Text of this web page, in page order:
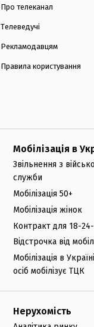
Про телеканал
Телеведучі
Рекламодавцям
Правила користування
Мобілізація в
Звільнення з
служби
Мобілізація 50+
Мобілізація жінок
Контракт для 18-24-
Відстрочка від
Мобілізація в
осіб мобілізує ТЦК
Нерухомість